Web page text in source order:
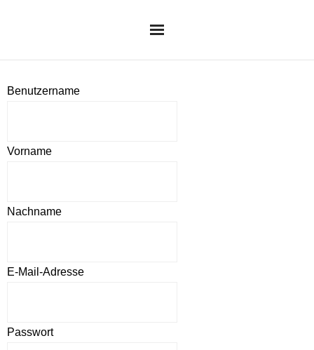
AKTUELLES
VERANSTALTUNGEN
Benutzername
Vorname
Nachname
E-Mail-Adresse
Passwort